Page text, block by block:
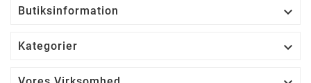
Butiksinformation 
Kategorier 